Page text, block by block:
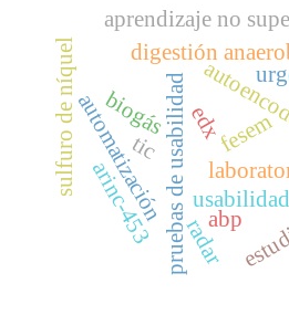
pruebas de usabilidad usabilidad
digestión
automatización
biogás
aprendizaje no
abp
sulfuro de níquel fesem
edx
tic
radar
arinc-453